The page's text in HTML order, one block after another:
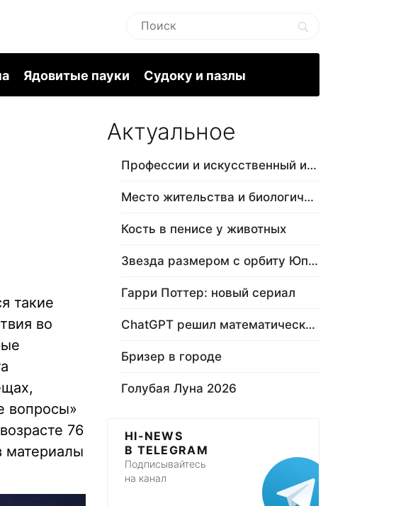
Ядовитые пауки Судоку и пазлы
такие
во
вопросы»
76
материалы
Актуальное
Профессии и искусственный интеллект
Место жительства и биологический в…
Кость в пенисе у животных
Звезда размером с орбиту Юпитера
Гарри Поттер: новый сериал
ChatGPT решил математическую задачу
Бризер в городе
Голубая Луна 2026
HI-NEWS
В TELEGRAM
Подписывайтесь
на канал